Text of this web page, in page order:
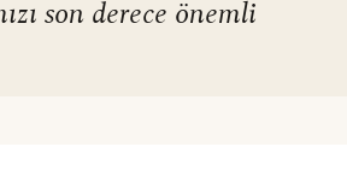
son derece önemli